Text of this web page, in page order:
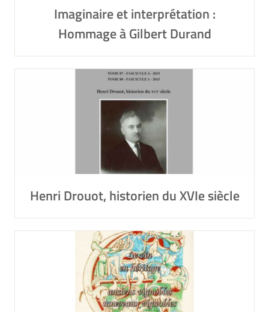
Imaginaire et interprétation :
Hommage à Gilbert Durand
Henri Drouot, historien du XVIe siècle